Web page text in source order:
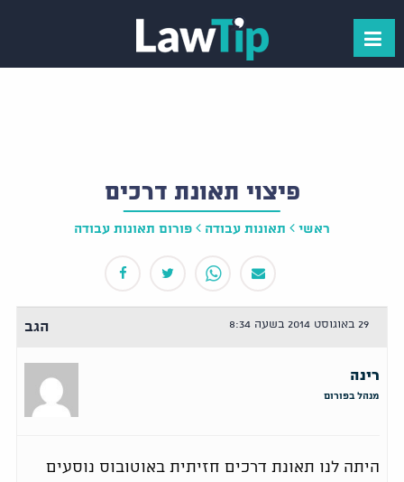
פיצוי תאונת דרכים
ראשי תאונות עבודה פורום תאונות עבודה
29 באוגוסט 2014 בשעה 8:34 הגב
רינה
מנהל בפורום
היתה לנו תאונת דרכים חזיתית באוטובוס נוסעים